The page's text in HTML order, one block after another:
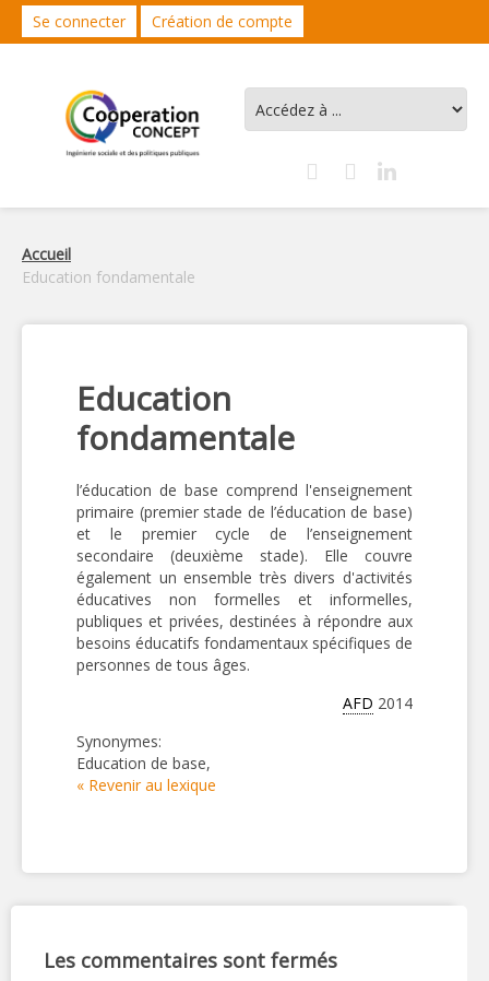
Se connecter Création de compte
Accueil
Education fondamentale
Education
fondamentale
l’éducation de base comprend l'enseignement
primaire (premier stade de l’éducation de base)
et le premier cycle de l’enseignement
secondaire (deuxième stade). Elle couvre
également un ensemble très divers d'activités
éducatives non formelles et informelles,
publiques et privées, destinées à répondre aux
besoins éducatifs fondamentaux spécifiques de
personnes de tous âges.
AFD 2014
Synonymes:
Education de base,
« Revenir au lexique
Les commentaires sont fermés